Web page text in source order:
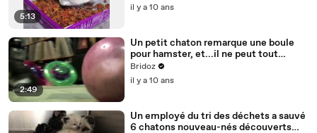
5:13
il y a 10 ans
2:49
Un petit chaton remarque une boule
pour hamster, et...il ne peut tout
simplement y résister. C’est trop
mignon !!
Bridoz
il y a 10 ans
Un employé du tri des déchets a sauvé
6 chatons nouveau-nés découverts